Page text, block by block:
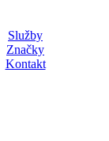
Služby
Značky
Kontakt